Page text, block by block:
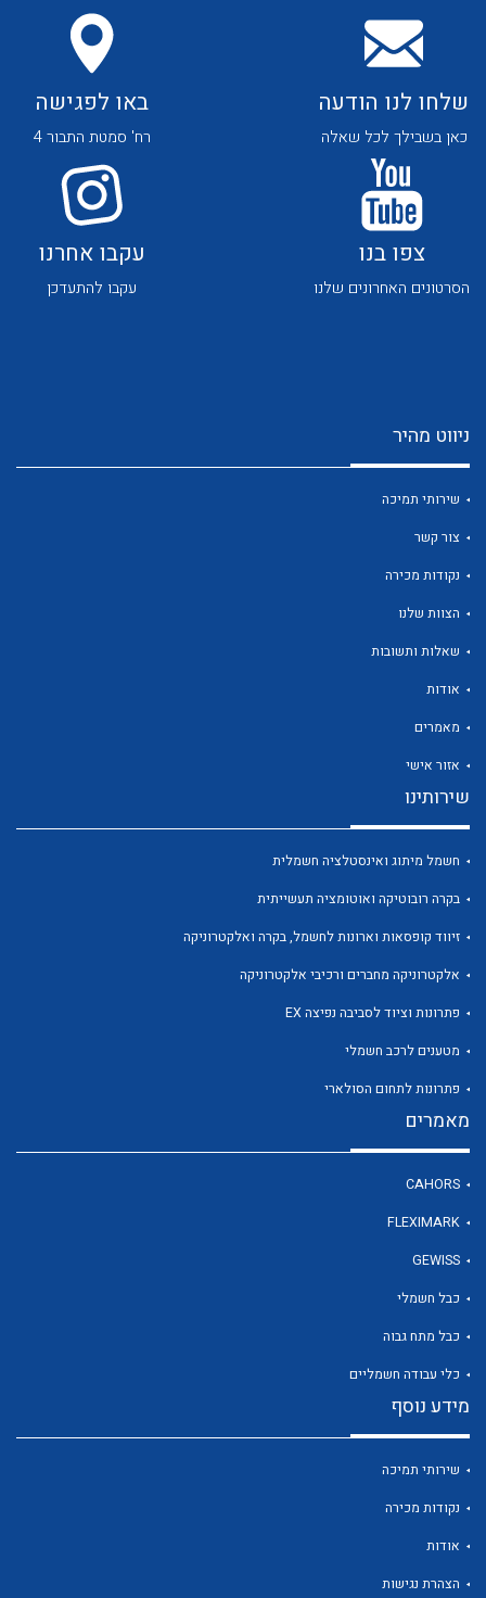
לכל מוצרי היצרן לכל מוצרי היצרן
שלחו לנו הודעה
כאן בשבילך לכל שאלה
באו לפגישה
רח' סמטת התבור 4
צפו בנו
הסרטונים האחרונים שלנו
עקבו אחרנו
עקבו להתעדכן
ניווט מהיר
שירותי תמיכה
צור קשר
נקודות מכירה
הצוות שלנו
שאלות ותשובות
אודות
מאמרים
אזור אישי
שירותינו
חשמל מיתוג ואינסטלציה חשמלית
בקרה רובוטיקה ואוטומציה תעשייתית
זיווד קופסאות וארונות לחשמל, בקרה ואלקטרוניקה
אלקטרוניקה מחברים ורכיבי אלקטרוניקה
פתרונות וציוד לסביבה נפיצה EX
מטענים לרכב חשמלי
פתרונות לתחום הסולארי
מאמרים
CAHORS
FLEXIMARK
GEWISS
כבל חשמלי
כבל מתח גבוה
כלי עבודה חשמליים
מידע נוסף
שירותי תמיכה
נקודות מכירה
אודות
הצהרת נגישות